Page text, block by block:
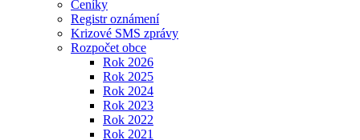
Ceníky
Registr oznámení
Krizové SMS zprávy
Rozpočet obce
Rok 2026
Rok 2025
Rok 2024
Rok 2023
Rok 2022
Rok 2021